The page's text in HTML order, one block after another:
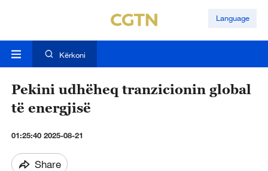
Language
Kërkoni
Pekini udhëheq tranzicionin global
të energjisë
01:25:40 2025-08-21
Share